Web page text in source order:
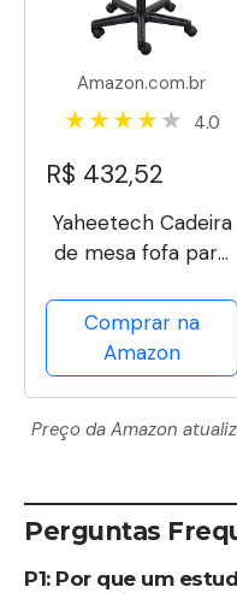
Amazon.com.br
4.0
R$ 432,52
Yaheetech Cadeira
de mesa fofa para
de estudo sem
braço com suporte
lombar cadeira
giratória ajustável
em casa quarto
Comprar na
Amazon
Preço da Amazon
Perguntas
P1: Por que um